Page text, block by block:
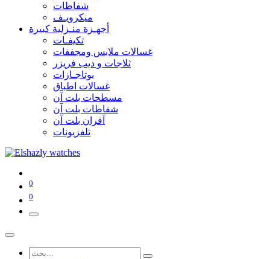
شفاطات
ميكرويـف
أجهـزة منـزلية كبيرة
تكيفـات
غسالات ملابس ومجففات
ثلاجات و ديب فريزر
بوتاجـازات
غسالات اطباق
مسطحات بلت آن
شفاطات بلت آن
آفران بلت آن
تلفزيونات
0
0